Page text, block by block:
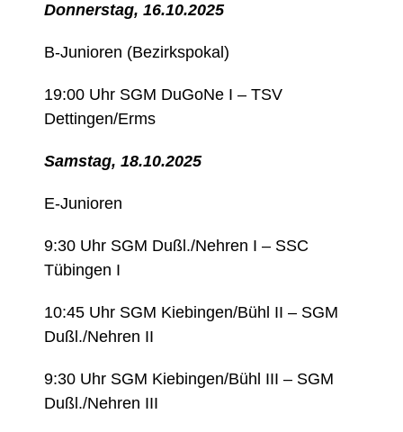
Donnerstag, 16.10.2025
B-Junioren (Bezirkspokal)
19:00 Uhr SGM DuGoNe I – TSV
Dettingen/Erms
Samstag, 18.10.2025
E-Junioren
9:30 Uhr SGM Dußl./Nehren I – SSC
Tübingen I
10:45 Uhr SGM Kiebingen/Bühl II – SGM
Dußl./Nehren II
9:30 Uhr SGM Kiebingen/Bühl III – SGM
Dußl./Nehren III